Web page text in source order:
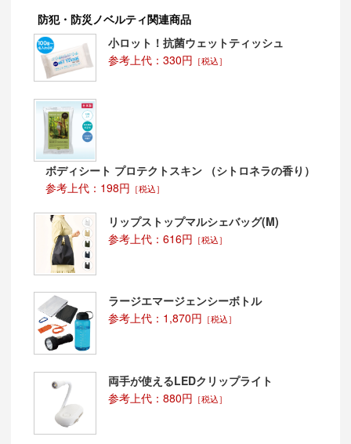
防犯・防災ノベルティ関連商品
小ロット！抗菌ウェットティッシュ
参考上代：330円 ［税込］
ボディシート プロテクトスキン （シトロネラの香り）
参考上代：198円 ［税込］
リップストップマルシェバッグ(M)
参考上代：616円 ［税込］
ラージエマージェンシーボトル
参考上代：1,870円 ［税込］
両手が使えるLEDクリップライト
参考上代：880円 ［税込］